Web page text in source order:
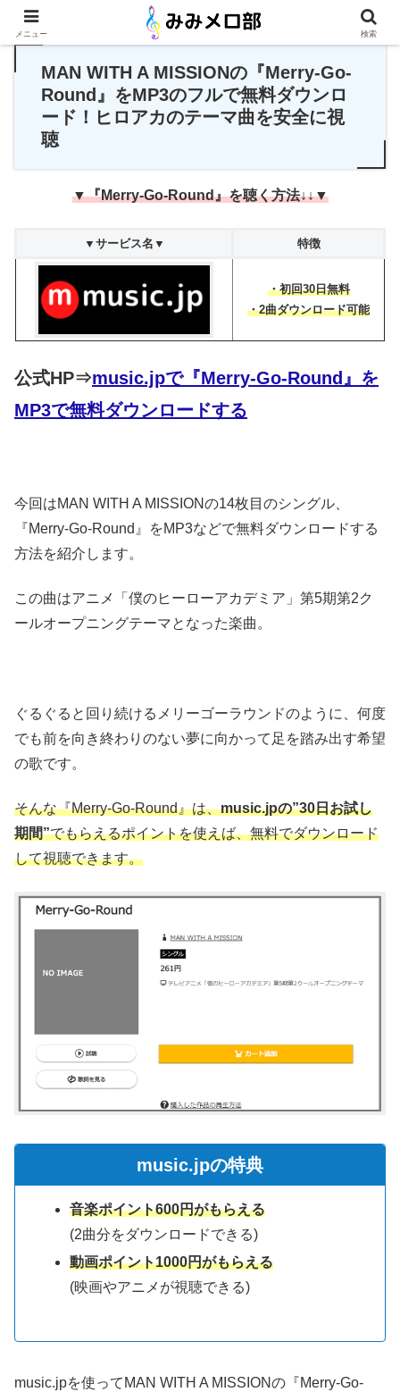
PR
MAN WITH A MISSIONの『Merry-Go-
Round』をMP3のフルで無料ダウンロ
ード！ヒロアカのテーマ曲を安全に視
聴
▼『Merry-Go-Round』を聴く方法↓↓▼
▼サービス名▼ 特徴
・初回30日無料
・2曲ダウンロード可能
公式HP⇒music.jpで『Merry-Go-Round』を
MP3で無料ダウンロードする
今回はMAN WITH A MISSIONの14枚目のシングル、
『Merry-Go-Round』をMP3などで無料ダウンロードする
方法を紹介します。
この曲はアニメ「僕のヒーローアカデミア」第5期第2ク
ールオープニングテーマとなった楽曲。
ぐるぐると回り続けるメリーゴーラウンドのように、何度
でも前を向き終わりのない夢に向かって足を踏み出す希望
の歌です。
そんな『Merry-Go-Round』は、music.jpの”30日お試し
期間”でもらえるポイントを使えば、無料でダウンロード
して視聴できます。
music.jpの特典
音楽ポイント600円がもらえる
(2曲分をダウンロードできる)
動画ポイント1000円がもらえる
(映画やアニメが視聴できる)
music.jpを使ってMAN WITH A MISSIONの『Merry-Go-
メニュー 検索